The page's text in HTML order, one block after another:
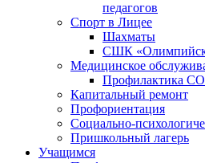
педагогов
Спорт в Лицее
Шахматы
СШК
Медицинское
Профилактика
Капитальный ремонт
Профориентация
Социально-
Пришкольный лагерь
Учащимся